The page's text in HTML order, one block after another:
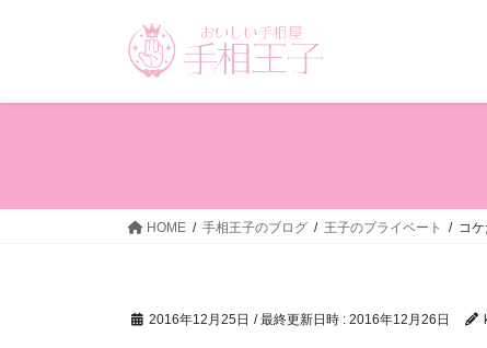
HOME 手相王子のブログ 王子のプライベート コケ
2016年12月25日 / 最終更新日時 : 2016年12月26日